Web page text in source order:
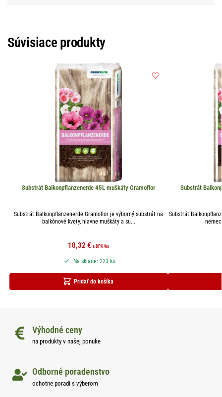
Súvisiace produkty
Substrát Balkonpflanzenerde 45L muškáty Gramoflor
Substrát Balkonpflanzenerde Gramoflor je výborný substrát na
balkónové kvety, hlavne muškáty a su...
10,32€ s DPH/ks
Pridať do košíka
Na sklade: 223 ks
Substrát
Substrát
Výhodné ceny
na produkty v našej ponuke
Odborné poradenstvo
ochotne poradí s výberom